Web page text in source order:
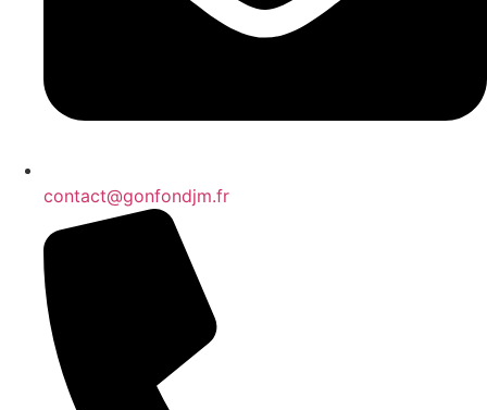
contact@gonfondjm.fr